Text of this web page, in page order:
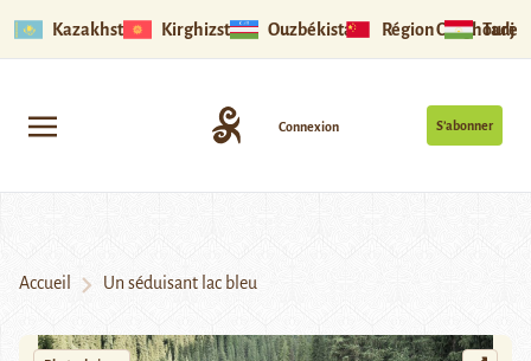
Kazakhstan Kirghizstan Ouzbékistan Région Ouïghoure
S’abonner
Connexion
Accueil Un séduisant lac bleu